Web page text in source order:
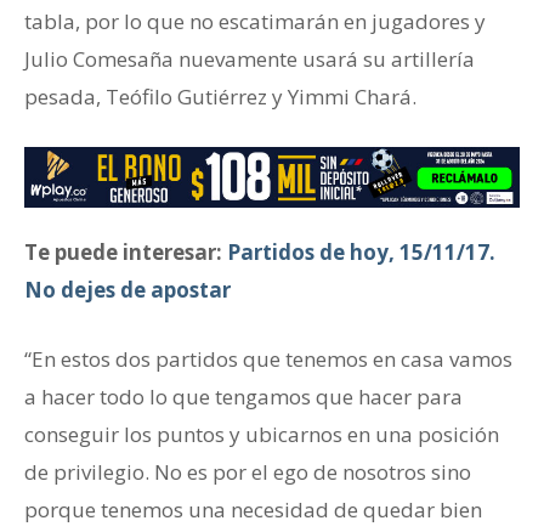
tabla, por lo que no escatimarán en jugadores y
Julio Comesaña nuevamente usará su artillería
pesada, Teófilo Gutiérrez y Yimmi Chará.
Te puede interesar: Partidos de hoy, 15/11/17.
No dejes de apostar
“En estos dos partidos que tenemos en casa vamos
a hacer todo lo que tengamos que hacer para
conseguir los puntos y ubicarnos en una posición
de privilegio. No es por el ego de nosotros sino
porque tenemos una necesidad de quedar bien